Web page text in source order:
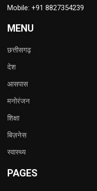
Mobile: +91 8827354239
MENU
छत्तीसगढ़
देश
आसपास
मनोरंजन
शिक्षा
बिज़नेस
स्वास्थ्य
PAGES